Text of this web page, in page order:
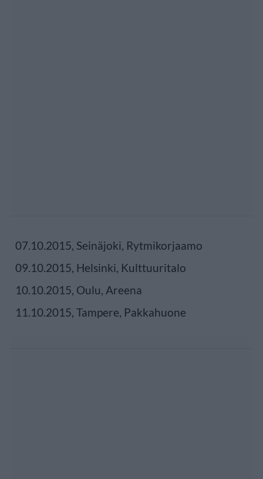
07.10.2015, Seinäjoki, Rytmikorjaamo
09.10.2015, Helsinki, Kulttuuritalo
10.10.2015, Oulu, Areena
11.10.2015, Tampere, Pakkahuone